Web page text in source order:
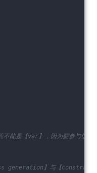
能是【var】，因为要参与信号
generation】与【